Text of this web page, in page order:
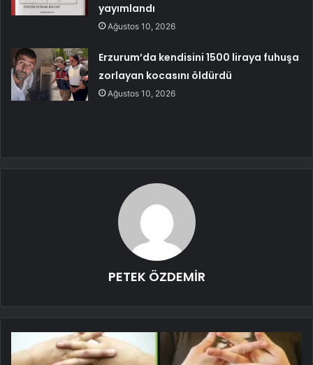
yayımlandı
Ağustos 10, 2026
Erzurum’da kendisini 1500 liraya fuhuşa
zorlayan kocasını öldürdü
Ağustos 10, 2026
PETEK ÖZDEMİR